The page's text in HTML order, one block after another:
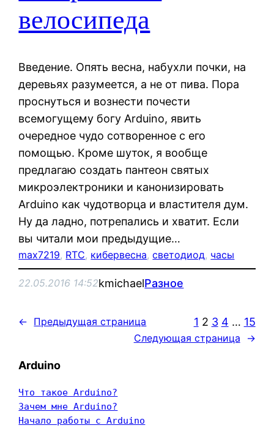
велосипеда
Введение. Опять весна, набухли почки, на
деревьях разумеется, а не от пива. Пора
проснуться и вознести почести
всемогущему богу Arduino, явить
очередное чудо сотворенное с его
помощью. Кроме шуток, я вообще
предлагаю создать пантеон святых
микроэлектроники и канонизировать
Arduino как чудотворца и властителя дум.
Ну да ладно, потрепались и хватит. Если
вы читали мои предыдущие…
max7219, RTC, кибервесна, светодиод, часы
22.05.2016 14:52kmichaelРазное
← Предыдущая страница 1 2 3 4 … 15
Следующая страница →
Arduino
Что такое Arduino?
Зачем мне Arduino?
Начало работы с Arduino